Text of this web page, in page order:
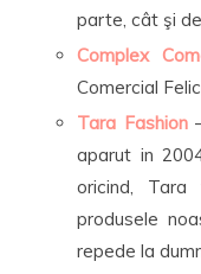
parte, cât şi
Complex
Comercial
Tara Fashion
aparut in
oricind,
produsele
repede la